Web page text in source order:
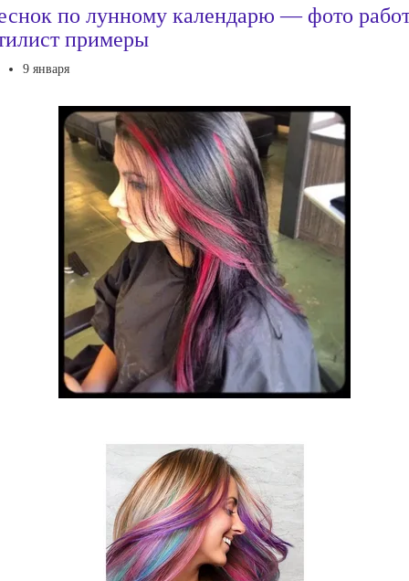
по лунному календарю — фото
примеры
9 января